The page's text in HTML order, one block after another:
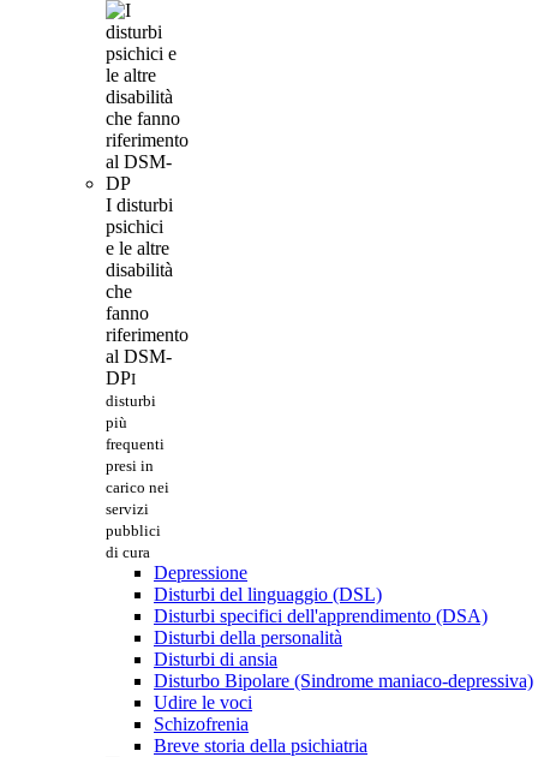
I disturbi
psichici
e le altre
disabilità
che
fanno
riferimento
al DSM-
DPI
disturbi
più
frequenti
presi in
carico nei
servizi
pubblici
di cura
Depressione
Disturbi del linguaggio (DSL)
Disturbi specifici dell'apprendimento (DSA)
Disturbi della personalità
Disturbi di ansia
Disturbo Bipolare (Sindrome maniaco-depressiva)
Udire le voci
Schizofrenia
Breve storia della psichiatria